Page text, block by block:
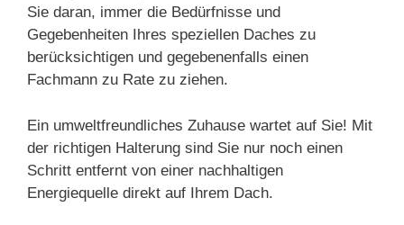
Sie daran, immer die Bedürfnisse und
Gegebenheiten Ihres speziellen Daches zu
berücksichtigen und gegebenenfalls einen
Fachmann zu Rate zu ziehen.
Ein umweltfreundliches Zuhause wartet auf Sie! Mit
der richtigen Halterung sind Sie nur noch einen
Schritt entfernt von einer nachhaltigen
Energiequelle direkt auf Ihrem Dach.